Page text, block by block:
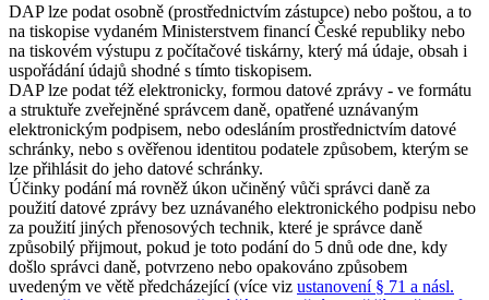
DAP lze podat osobně (prostřednictvím zástupce) nebo poštou, a to
na tiskopise vydaném Ministerstvem financí České republiky nebo
na tiskovém výstupu z počítačové tiskárny, který má údaje, obsah i
uspořádání údajů shodné s tímto tiskopisem.
DAP lze podat též elektronicky, formou datové zprávy - ve formátu
a struktuře zveřejněné správcem daně, opatřené uznávaným
elektronickým podpisem, nebo odesláním prostřednictvím datové
schránky, nebo s ověřenou identitou podatele způsobem, kterým se
lze přihlásit do jeho datové schránky.
Účinky podání má rovněž úkon učiněný vůči správci daně za
použití datové zprávy bez uznávaného elektronického podpisu nebo
za použití jiných přenosových technik, které je správce daně
způsobilý přijmout, pokud je toto podání do 5 dnů ode dne, kdy
došlo správci daně, potvrzeno nebo opakováno způsobem
uvedeným ve větě předcházející (více viz ustanovení § 71 a násl.